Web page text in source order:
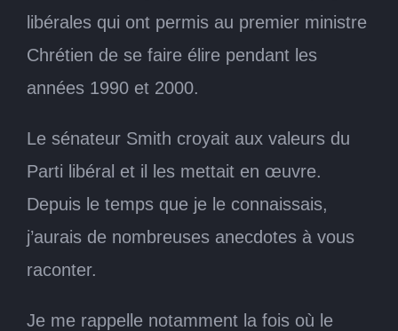
libérales qui ont permis au premier ministre
Chrétien de se faire élire pendant les
années 1990 et 2000.
Le sénateur Smith croyait aux valeurs du
Parti libéral et il les mettait en œuvre.
Depuis le temps que je le connaissais,
j’aurais de nombreuses anecdotes à vous
raconter.
Je me rappelle notamment la fois où le